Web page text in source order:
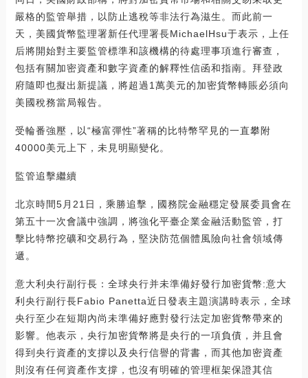
嚴格的監管舉措，以防止逃稅等非法行為滋生。而此前一
天，美國貨幣監理署新任代理署長MichaelHsu于表示，上任
后將開始對主要監管標準和該機構的待處理事項進行審查，
包括有關加密資產和數字資產的解釋性信函和指南。拜登政
府隨即也擬出新提議，將超過1萬美元的加密貨幣轉賬必須向
美國稅務當局報告。
受輪番強壓，以“極富彈性”著稱的比特幣罕見的一直攀附
40000美元上下，未見明顯變化。
監管追擊繼續
北京時間5月21日，乘勝追擊，國務院金融穩定發展委員會在
第五十一次會議中強調，將強化平臺企業金融活動監管，打
擊比特幣挖礦和交易行為，堅決防范個體風險向社會領域傳
遞。
意大利央行副行長：全球央行并未準備好發行加密貨幣:意大
利央行副行長Fabio Panetta近日發表主題演講時表示，全球
央行至少在短期內尚未準備好應對發行法定加密貨幣帶來的
影響。他表示，央行加密貨幣將是央行的一項負債，并且會
得到央行資產的支撐以及央行信譽的背書，而其他加密資產
則沒有任何資產作支撐，也沒有明確的管理框架保證其信